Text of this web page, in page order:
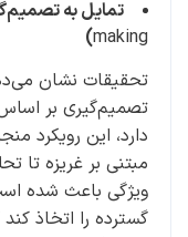
تمایل به
making
)
تحقیقات نشان
تصمیم‌گیری بر
دارد، این رویکرد
مبتنی بر غریزه تا
ویژگی باعث شده
گسترده را اتخاذ